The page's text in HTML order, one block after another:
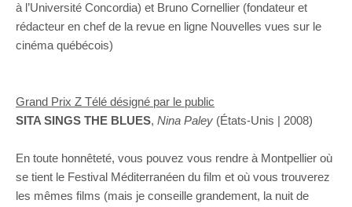
à l’Université Concordia) et Bruno Cornellier (fondateur et
rédacteur en chef de la revue en ligne Nouvelles vues sur le
cinéma québécois)
Grand Prix Z Télé désigné par le public
SITA SINGS THE BLUES, Nina Paley (États-Unis | 2008)
En toute honnêteté, vous pouvez vous rendre à Montpellier où
se tient le Festival Méditerranéen du film et où vous trouverez
les mêmes films (mais je conseille grandement, la nuit de